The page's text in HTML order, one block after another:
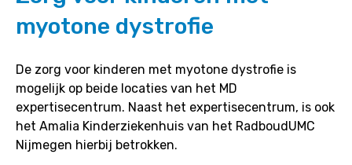
kinderen
met
dystrofie
myotone dystrofie
De zorg voor kinderen met myotone dystrofie is
mogelijk op beide locaties van het MD
expertisecentrum. Naast het expertisecentrum, is ook
het Amalia Kinderziekenhuis van het RadboudUMC
Nijmegen hierbij betrokken.